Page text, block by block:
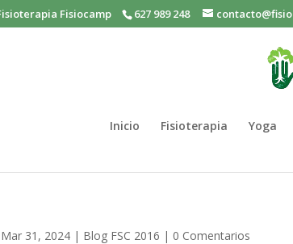
Fisiocamp 627 989 248
Inicio Fisioterapia Yoga
Mar 31, 2024 | Blog FSC 2016 | 0 Comentarios